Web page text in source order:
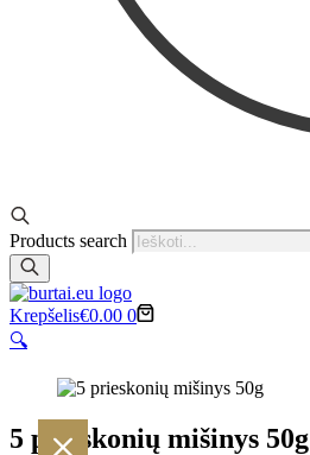
Products search
Krepšelis€0.00 0
🔍
5 prieskonių mišinys 50g